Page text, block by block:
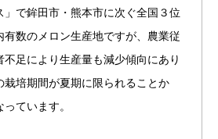
」で鉾田市・熊本市に次ぐ全国３位
有数のメロン生産地ですが、農業従
足により生産量も減少傾向にあり
栽培期間が夏期に限られることか
ています。